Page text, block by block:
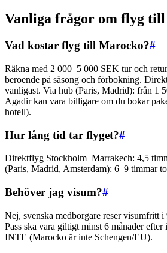
Vanliga frågor om flyg
Vad kostar flyg till Marocko?#
Räkna med 2 000–5 000 SEK tur och
beroende på säsong och förbokning.
vanligast. Via hub (Paris, Madrid): från 1
Agadir kan vara billigare om du bokar
hotell).
Hur lång tid tar flyget?#
Direktflyg Stockholm–Marrakech: 4,5
(Paris, Madrid, Amsterdam): 6–9 timmar
Behöver jag visum?#
Nej, svenska medborgare reser visumfritt i
Pass ska vara giltigt minst 6 månader
INTE (Marocko är inte Schengen/EU).